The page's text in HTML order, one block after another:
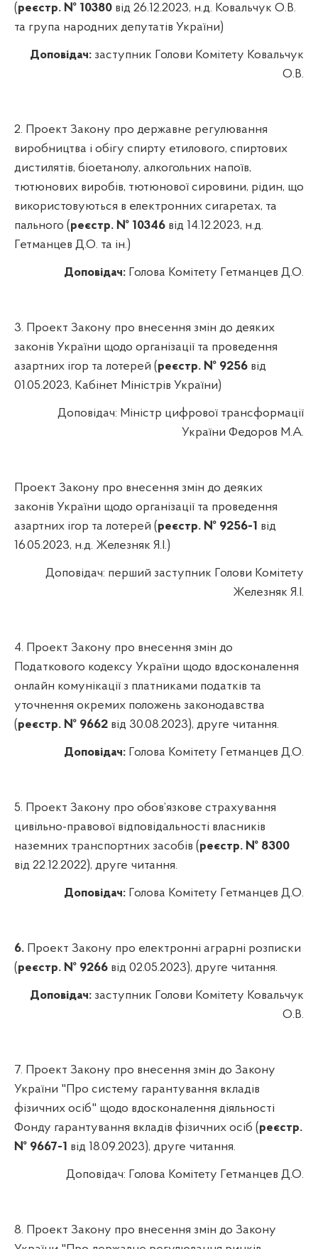
(реєстр. № 10380 від 26.12.2023, н.д. Ковальчук О.В.
та група народних депутатів України)
Доповідач: заступник Голови Комітету Ковальчук
О.В.
2. Проект Закону про державне регулювання
виробництва і обігу спирту етилового, спиртових
дистилятів, біоетанолу, алкогольних напоїв,
тютюнових виробів, тютюнової сировини, рідин, що
використовуються в електронних сигаретах, та
пального (реєстр. № 10346 від 14.12.2023, н.д.
Гетманцев Д.О. та ін.)
Доповідач: Голова Комітету Гетманцев Д.О.
3. Проект Закону про внесення змін до деяких
законів України щодо організації та проведення
азартних ігор та лотерей (реєстр. № 9256 від
01.05.2023, Кабінет Міністрів України)
Доповідач: Міністр цифрової трансформації
України Федоров М.А.
Проект Закону про внесення змін до деяких
законів України щодо організації та проведення
азартних ігор та лотерей (реєстр. № 9256-1 від
16.05.2023, н.д. Железняк Я.І.)
Доповідач: перший заступник Голови Комітету
Железняк Я.І.
4. Проект Закону про внесення змін до
Податкового кодексу України щодо вдосконалення
онлайн комунікації з платниками податків та
уточнення окремих положень законодавства
(реєстр. № 9662 від 30.08.2023), друге читання.
Доповідач: Голова Комітету Гетманцев Д.О.
5. Проект Закону про обов’язкове страхування
цивільно-правової відповідальності власників
наземних транспортних засобів (реєстр. № 8300
від 22.12.2022), друге читання.
Доповідач: Голова Комітету Гетманцев Д.О.
6. Проект Закону про електронні аграрні розписки
(реєстр. № 9266 від 02.05.2023), друге читання.
Доповідач: заступник Голови Комітету Ковальчук
О.В.
7. Проект Закону про внесення змін до Закону
України "Про систему гарантування вкладів
фізичних осіб" щодо вдосконалення діяльності
Фонду гарантування вкладів фізичних осіб (реєстр.
№ 9667-1 від 18.09.2023), друге читання.
Доповідач: Голова Комітету Гетманцев Д.О.
8. Проект Закону про внесення змін до Закону